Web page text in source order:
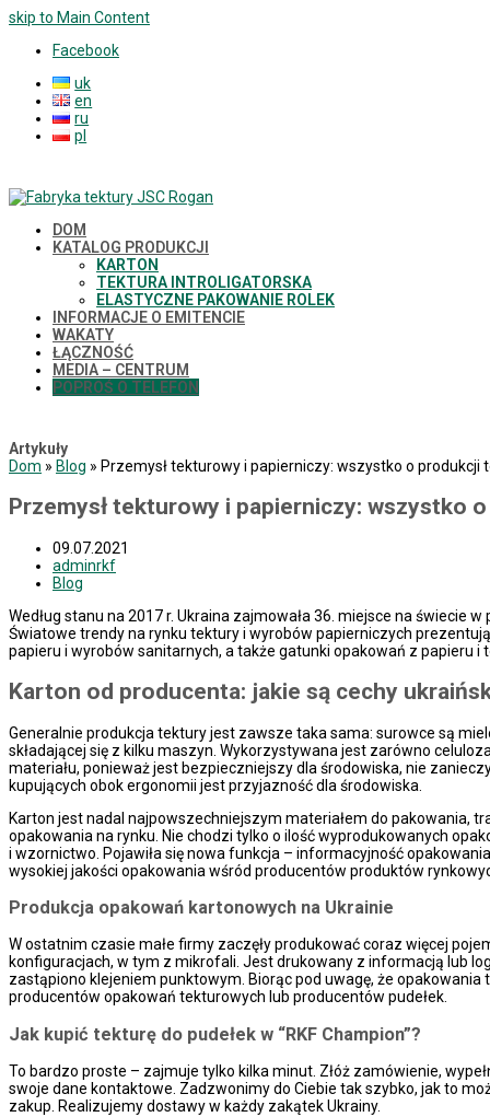
skip to Main Content
Facebook
uk
en
ru
pl
DOM
KATALOG PRODUKCJI
KARTON
TEKTURA INTROLIGATORSKA
ELASTYCZNE PAKOWANIE ROLEK
INFORMACJE O EMITENCIE
WAKATY
ŁĄCZNOŚĆ
MEDIA – CENTRUM
POPROŚ O TELEFON
Artykuły
Dom » Blog » Przemysł tekturowy i papierniczy: wszystko o produkcji
Przemysł tekturowy i papierniczy: wszystko
09.07.2021
adminrkf
Blog
Według stanu na 2017 r. Ukraina zajmowała 36. miejsce na świecie
Światowe trendy na rynku tektury i wyrobów papierniczych
papieru i wyrobów sanitarnych, a także gatunki opakowań z papieru
Karton od producenta: jakie są cechy
Generalnie produkcja tektury jest zawsze taka sama: surowce są
składającej się z kilku maszyn. Wykorzystywana jest zarówno
materiału, ponieważ jest bezpieczniejszy dla środowiska, nie
kupujących obok ergonomii jest przyjazność dla środowiska.
Karton jest nadal najpowszechniejszym materiałem do pakowania,
opakowania na rynku. Nie chodzi tylko o ilość wyprodukowanych
i wzornictwo. Pojawiła się nowa funkcja – informacyjność
wysokiej jakości opakowania wśród producentów produktów
Produkcja opakowań kartonowych na Ukrainie
W ostatnim czasie małe firmy zaczęły produkować coraz więcej
konfiguracjach, w tym z mikrofali. Jest drukowany z informacją lub
zastąpiono klejeniem punktowym. Biorąc pod uwagę, że
producentów opakowań tekturowych lub producentów pudełek.
Jak kupić tekturę do pudełek w “RKF Champion”?
To bardzo proste – zajmuje tylko kilka minut. Złóż zamówienie,
swoje dane kontaktowe. Zadzwonimy do Ciebie tak szybko, jak to
zakup. Realizujemy dostawy w każdy zakątek Ukrainy.